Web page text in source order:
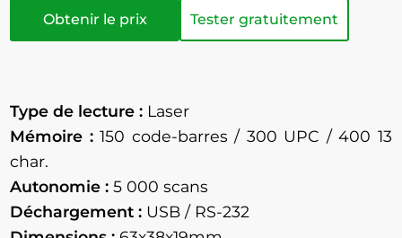
Obtenir le prix Tester gratuitement
Type de lecture : Laser
Mémoire :150 code-barres / 300 UPC / 400 13
char.
Autonomie : 5 000 scans
Déchargement : USB / RS-232